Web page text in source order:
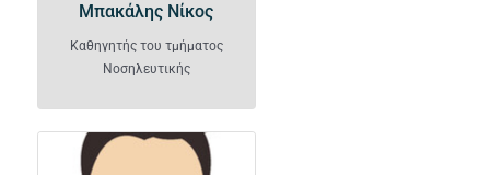
Μπακάλης Νίκος
Καθηγητής του τμήματος
Νοσηλευτικής